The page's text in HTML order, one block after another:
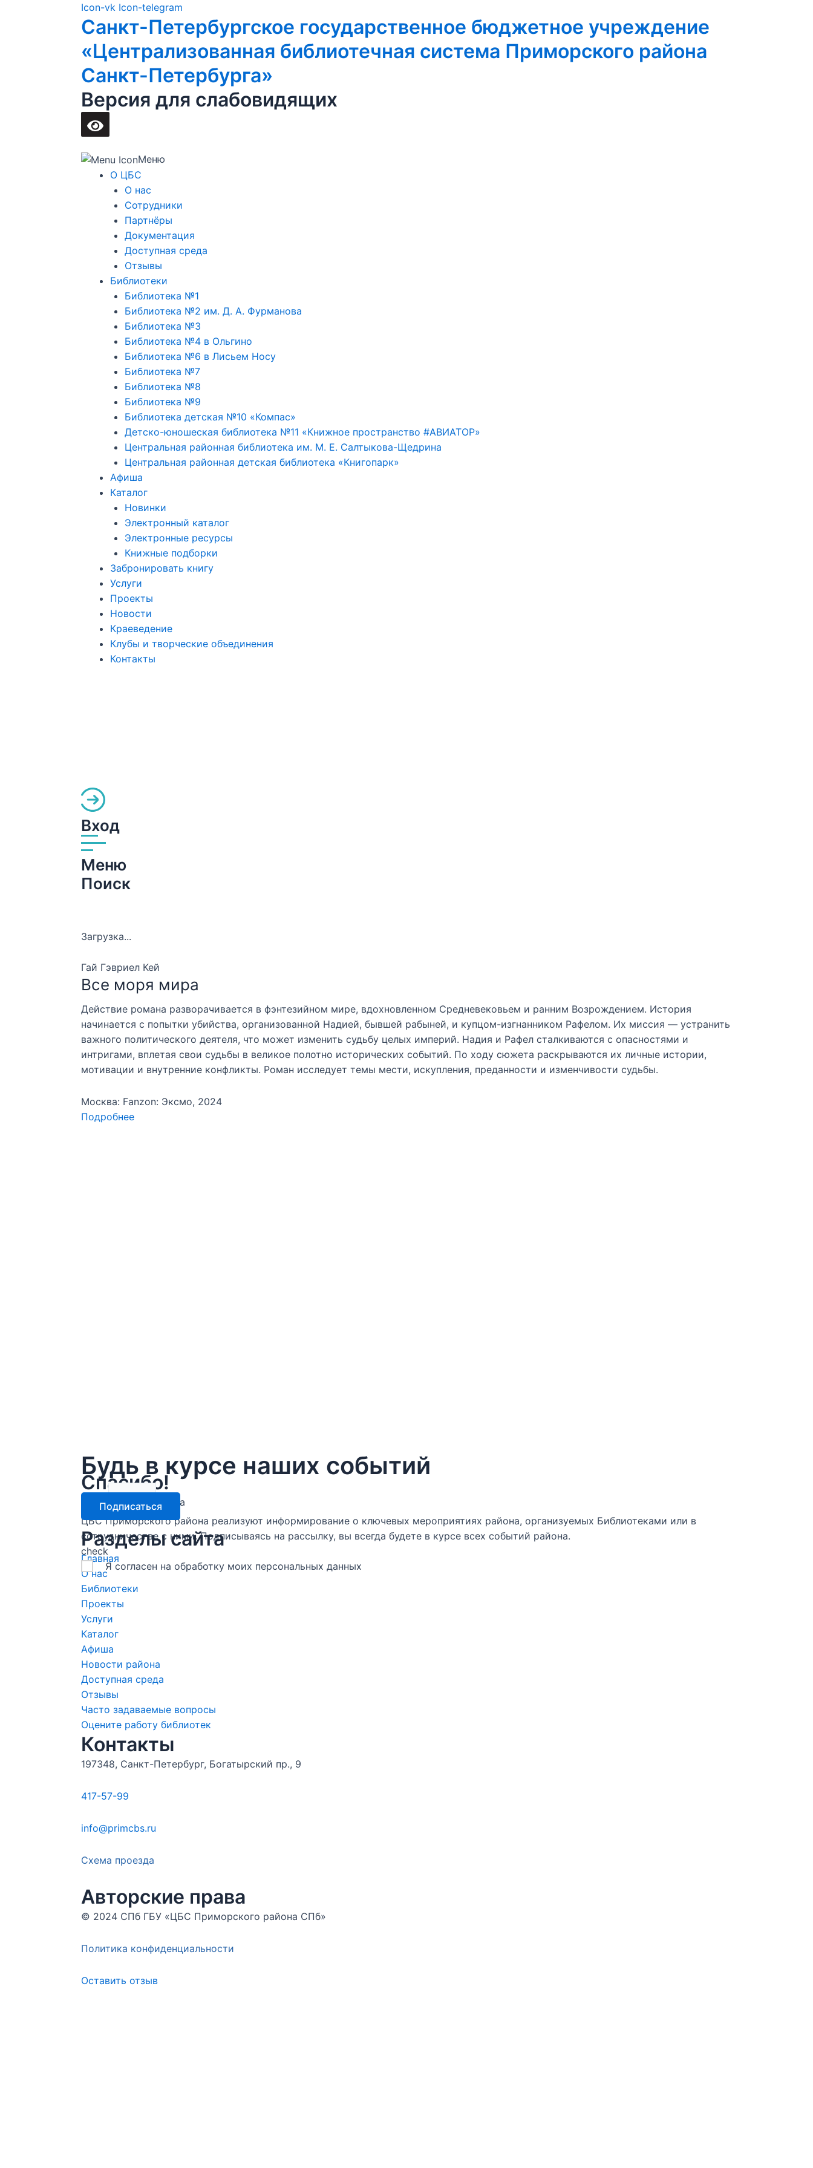
Перейти
к
содержимому
Icon-vk Icon-telegram
Санкт-Петербургское государственное бюджетное учреждение
«Централизованная библиотечная система Приморского района
Санкт-Петербурга»
Версия для слабовидящих
Меню
О ЦБС
О нас
Сотрудники
Партнёры
Документация
Доступная среда
Отзывы
Библиотеки
Библиотека №1
Библиотека №2 им. Д. А. Фурманова
Библиотека №3
Библиотека №4 в Ольгино
Библиотека №6 в Лисьем Носу
Библиотека №7
Библиотека №8
Библиотека №9
Библиотека детская №10 «Компас»
Детско-юношеская библиотека №11 «Книжное пространство #АВИАТОР»
Центральная районная библиотека им. М. Е. Салтыкова-Щедрина
Центральная районная детская библиотека «Книгопарк»
Афиша
Каталог
Новинки
Электронный каталог
Электронные ресурсы
Книжные подборки
Забронировать книгу
Услуги
Проекты
Новости
Краеведение
Клубы и творческие объединения
Контакты
Вход
Меню
Поиск
Загрузка...
Гай Гэвриел Кей
Все моря мира
Действие романа разворачивается в фэнтезийном мире, вдохновленном Средневековьем и ранним Возрождением. История
начинается с попытки убийства, организованной Надией, бывшей рабыней, и купцом-изгнанником Рафелом. Их миссия — устранить
важного политического деятеля, что может изменить судьбу целых империй. Надия и Рафел сталкиваются с опасностями и
интригами, вплетая свои судьбы в великое полотно исторических событий. По ходу сюжета раскрываются их личные истории,
мотивации и внутренние конфликты. Роман исследует темы мести, искупления, преданности и изменчивости судьбы.
Москва: Fanzon: Эксмо, 2024
Подробнее
Спасибо!
Подписка оформлена
Будь в курсе наших событий
email
ЦБС Приморского района реализуют информирование о ключевых мероприятиях района, организуемых Библиотеками или в
сотрудничестве с ними. Подписываясь на рассылку, вы всегда будете в курсе всех событий района.
check
Я согласен на обработку моих персональных данных
Подписаться
Разделы сайта
Главная
О нас
Библиотеки
Проекты
Услуги
Каталог
Афиша
Новости района
Доступная среда
Отзывы
Часто задаваемые вопросы
Оцените работу библиотек
Контакты
197348, Санкт-Петербург, Богатырский пр., 9
417-57-99
info@primcbs.ru
Схема проезда
Авторские права
© 2024 СПб ГБУ «ЦБС Приморского района СПб»
Политика конфиденциальности
Оставить отзыв
Main
Menu